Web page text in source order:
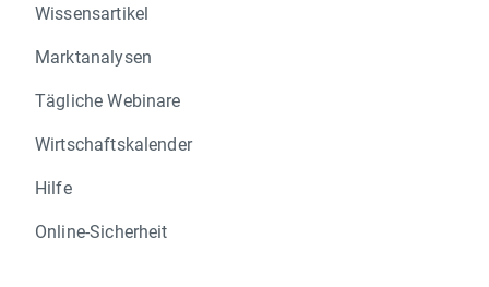
Wissensartikel
Marktanalysen
Tägliche Webinare
Wirtschaftskalender
Hilfe
Online-Sicherheit